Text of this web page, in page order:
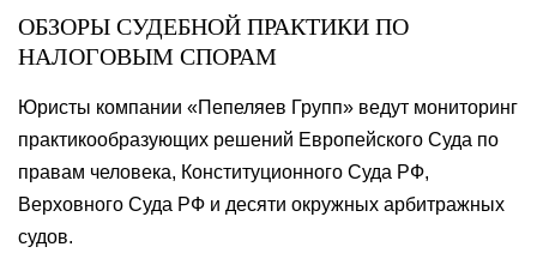
ОБЗОРЫ СУДЕБНОЙ ПРАКТИКИ ПО
НАЛОГОВЫМ СПОРАМ
Юристы компании «Пепеляев Групп» ведут мониторинг
практикообразующих решений Европейского Суда по
правам человека, Конституционного Суда РФ,
Верховного Суда РФ и десяти окружных арбитражных
судов.